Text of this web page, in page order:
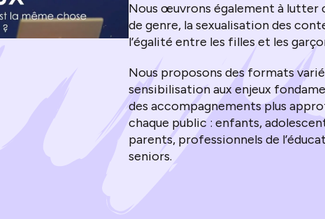
Nous œuvrons également à lutter
de genre, la sexualisation des
l’égalité entre les filles et les
Nous proposons des formats
sensibilisation aux enjeux
des accompagnements plus
chaque public : enfants,
parents, professionnels de
seniors.